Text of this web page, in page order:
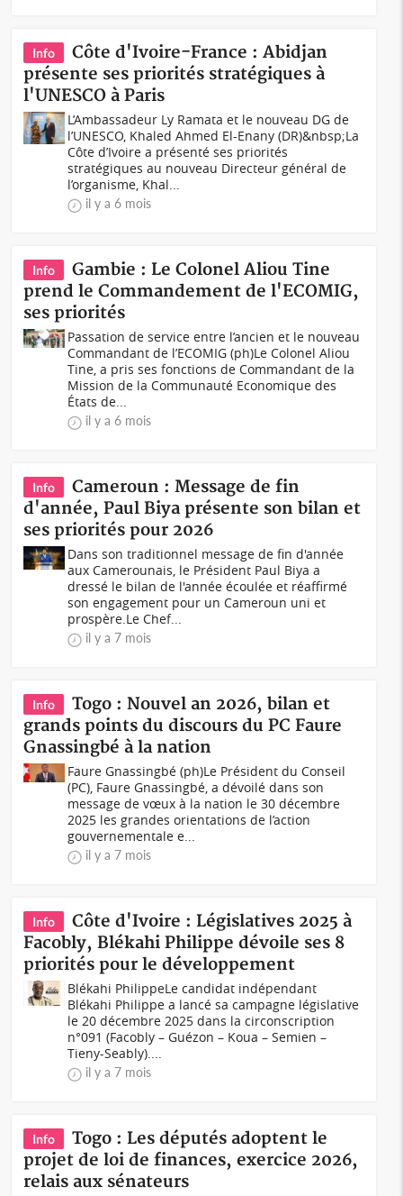
Info
Côte d'Ivoire-France : Abidjan
présente ses priorités stratégiques à
l'UNESCO à Paris
L’Ambassadeur Ly Ramata et le nouveau DG de
l’UNESCO, Khaled Ahmed El-Enany (DR)&nbsp;La
Côte d’Ivoire a présenté ses priorités
stratégiques au nouveau Directeur général de
l’organisme, Khal...
il y a 6 mois
Info
Gambie : Le Colonel Aliou Tine
prend le Commandement de l'ECOMIG,
ses priorités
Passation de service entre l’ancien et le nouveau
Commandant de l’ECOMIG (ph)Le Colonel Aliou
Tine, a pris ses fonctions de Commandant de la
Mission de la Communauté Economique des
États de...
il y a 6 mois
Info
Cameroun : Message de fin
d'année, Paul Biya présente son bilan et
ses priorités pour 2026
Dans son traditionnel message de fin d'année
aux Camerounais, le Président Paul Biya a
dressé le bilan de l'année écoulée et réaffirmé
son engagement pour un Cameroun uni et
prospère.Le Chef...
il y a 7 mois
Info
Togo : Nouvel an 2026, bilan et
grands points du discours du PC Faure
Gnassingbé à la nation
Faure Gnassingbé (ph)Le Président du Conseil
(PC), Faure Gnassingbé, a dévoilé dans son
message de vœux à la nation le 30 décembre
2025 les grandes orientations de l’action
gouvernementale e...
il y a 7 mois
Info
Côte d'Ivoire : Législatives 2025 à
Facobly, Blékahi Philippe dévoile ses 8
priorités pour le développement
Blékahi PhilippeLe candidat indépendant
Blékahi Philippe a lancé sa campagne législative
le 20 décembre 2025 dans la circonscription
n°091 (Facobly – Guézon – Koua – Semien –
Tieny-Seably)....
il y a 7 mois
Info
Togo : Les députés adoptent le
projet de loi de finances, exercice 2026,
relais aux sénateurs